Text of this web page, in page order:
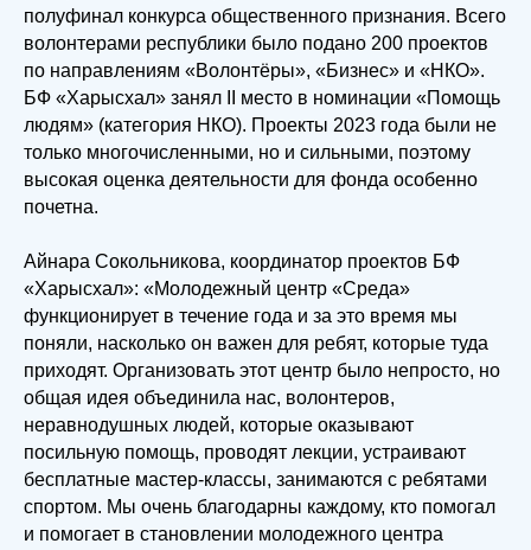
полуфинал конкурса общественного признания. Всего
волонтерами республики было подано 200 проектов
по направлениям «Волонтёры», «Бизнес» и «НКО».
БФ «Харысхал» занял II место в номинации «Помощь
людям» (категория НКО). Проекты 2023 года были не
только многочисленными, но и сильными, поэтому
высокая оценка деятельности для фонда особенно
почетна.
Айнара Сокольникова, координатор проектов БФ
«Харысхал»: «Молодежный центр «Среда»
функционирует в течение года и за это время мы
поняли, насколько он важен для ребят, которые туда
приходят. Организовать этот центр было непросто, но
общая идея объединила нас, волонтеров,
неравнодушных людей, которые оказывают
посильную помощь, проводят лекции, устраивают
бесплатные мастер-классы, занимаются с ребятами
спортом. Мы очень благодарны каждому, кто помогал
и помогает в становлении молодежного центра